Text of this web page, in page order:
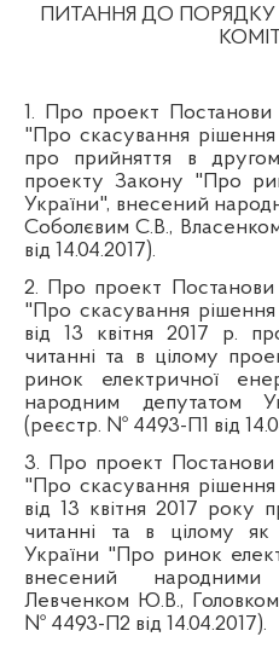
ПИТАННЯ ДО
1.
Про проект Постанови
"Про скасування
про прийняття в
проекту Закону "Про
України", внесений
Соболєвим С.В.,
від 14.04.2017).
2. Про проект Постанови
"Про скасування
від 13 квітня 2017 р.
читанні та в цілому
ринок електричної
народним депутатом
(реєстр. № 4493-П1 від
3. Про проект Постанови
"Про скасування
від 13 квітня 2017 року
читанні та в цілому
України "Про ринок
внесений народними
Левченком Ю.В.,
№ 4493-П2 від 14.04.2017).